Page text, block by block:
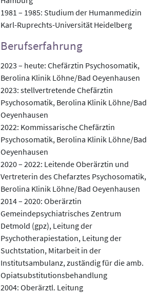
1981 – 1985: Studium der Humanmedizin
Karl-Ruprechts-Universität Heidelberg
Berufserfahrung
2023 – heute: Chefärztin Psychosomatik,
Berolina Klinik Löhne/Bad Oeyenhausen
2023: stellvertretende Chefärztin
Psychosomatik, Berolina Klinik Löhne/Bad
Oeyenhausen
2022: Kommissarische Chefärztin
Psychosomatik, Berolina Klinik Löhne/Bad
Oeyenhausen
2020 – 2022: Leitende Oberärztin und
Vertreterin des Chefarztes Psychosomatik,
Berolina Klinik Löhne/Bad Oeyenhausen
2014 – 2020: Oberärztin
Gemeindepsychiatrisches Zentrum
Detmold (gpz), Leitung der
Psychotherapiestation, Leitung der
Suchtstation, Mitarbeit in der
Institutsambulanz, zuständig für die amb.
Opiatsubstitutionsbehandlung
2004: Oberärztl. Leitung